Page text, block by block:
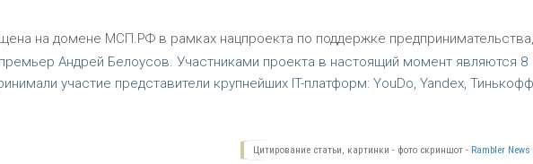
на домене МСП.РФ в рамках нацпроекта по поддержке предпринимательства,
Андрей Белоусов. Участниками проекта в настоящий момент являются 8
участие представители крупнейших IT-платформ: YouDo, Yandex,
Цитирование статьи, картинки - фото скриншот - Rambler News